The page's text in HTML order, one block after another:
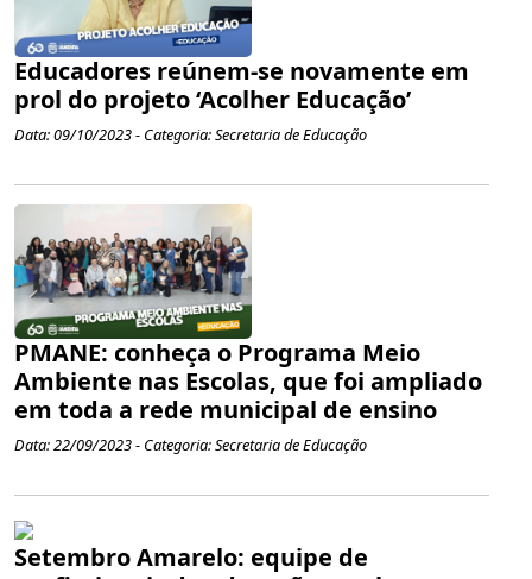
Educadores reúnem-se novamente em
prol do projeto ‘Acolher Educação’
Data: 09/10/2023 - Categoria: Secretaria de Educação
PMANE: conheça o Programa Meio
Ambiente nas Escolas, que foi ampliado
em toda a rede municipal de ensino
Data: 22/09/2023 - Categoria: Secretaria de Educação
Setembro Amarelo: equipe de